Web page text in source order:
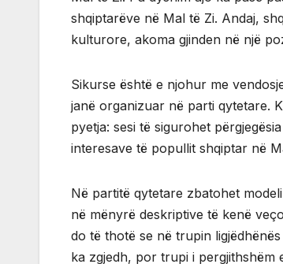
shqiptarëve në Mal të Zi. Andaj,
kulturore, akoma gjinden në një
Sikurse është e njohur me
janë organizuar në parti qytetare.
pyetja: sesi të sigurohet
interesave të popullit shqiptar në
Në partitë qytetare zbatohet
në mënyrë deskriptive të kenë
do të thotë se në trupin
ka zgjedh, por trupi i pergjithshëm